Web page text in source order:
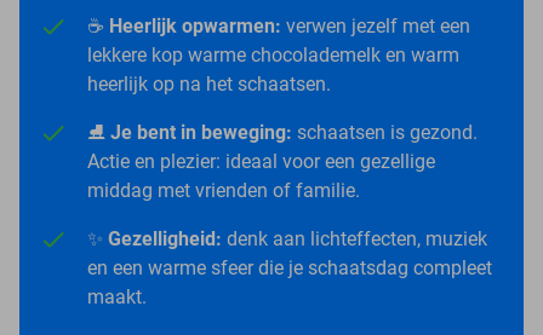
☕ Heerlijk opwarmen: verwen jezelf met een
lekkere kop warme chocolademelk en warm
heerlijk op na het schaatsen.
⛸️ Je bent in beweging: schaatsen is gezond.
Actie en plezier: ideaal voor een gezellige
middag met vrienden of familie.
✨ Gezelligheid: denk aan lichteffecten, muziek
en een warme sfeer die je schaatsdag compleet
maakt.